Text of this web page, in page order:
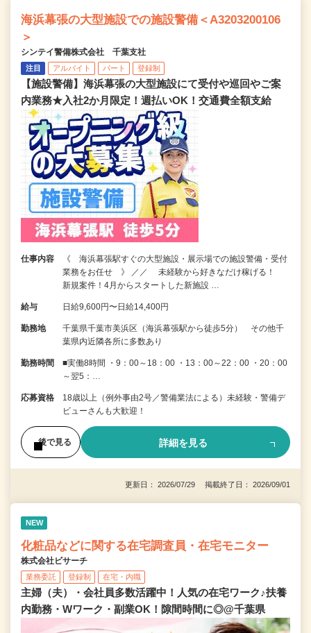
海浜幕張の大型施設での施設警備＜A3203200106
＞
シンテイ警備株式会社 千葉支社
注目 アルバイト パート 登録制
【施設警備】海浜幕張の大型施設にて受付や巡回やご案
内業務★入社2か月限定！週払いOK！交通費全額支給
仕事内容
《 海浜幕張駅すぐの大型施設・展示場での施設警備・受付
業務をお任せ 》 ／／ 未経験から好きなだけ稼げる！
新規案件！4月からスタートした新施設 …
給与 日給9,600円〜日給14,400円
勤務地
千葉県千葉市美浜区（海浜幕張駅から徒歩5分） その他千
葉県内近隣各所に多数あり
勤務時間
■実働8時間 ・9：00～18：00 ・13：00～22：00 ・20：00
～翌5：…
応募資格
18歳以上（例外事由2号／警備業法による）未経験・警備デ
ビューさんも大歓迎！
後で見る 詳細を見る
更新日： 2026/07/29 掲載終了日： 2026/09/01
NEW
化粧品などに関する在宅調査員・在宅モニター
株式会社ビサーチ
業務委託 登録制 在宅・内職
主婦（夫）・会社員多数活躍中！人気の在宅ワーク♪扶養
内勤務・Wワーク・副業OK！隙間時間に◎@千葉県